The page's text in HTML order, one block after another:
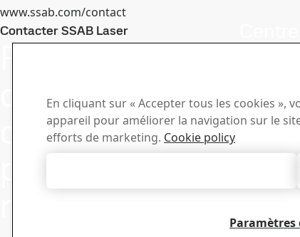
www.ssab.com/contact
Contacter SSAB Laser
Pour toute
question ou
demande de
En cliquant sur « Accepter tous les cookies »,
appareil pour améliorer la navigation sur le
efforts de marketing. Cookie policy
Paramètres